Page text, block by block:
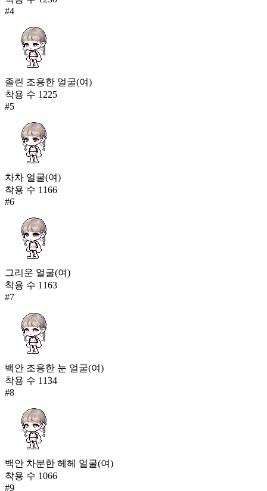
#4
졸린 조용한 얼굴(여)
착용 수 1225
#5
차차 얼굴(여)
착용 수 1166
#6
그리운 얼굴(여)
착용 수 1163
#7
백안 조용한 눈 얼굴(여)
착용 수 1134
#8
백안 차분한 헤헤 얼굴(여)
착용 수 1066
#9